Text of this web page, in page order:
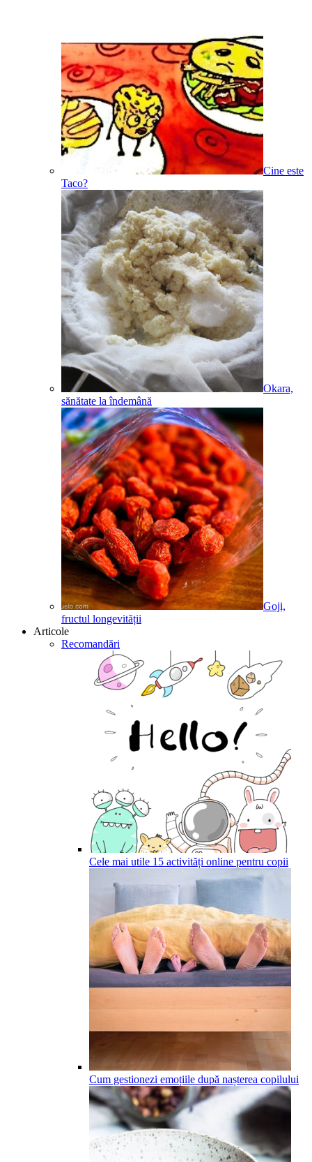
Cine este
Taco?
Okara,
sănătate la îndemână
Goji,
fructul longevității
Articole
Recomandări
Cele mai utile 15 activități online pentru copii
Cum gestionezi emoțiile după nașterea copilului